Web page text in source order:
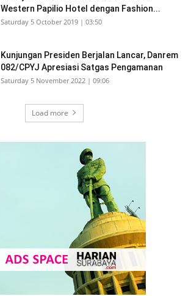
Western Papilio Hotel dengan Fashion...
Saturday 5 October 2019 | 03:50
Kunjungan Presiden Berjalan Lancar, Danrem
082/CPYJ Apresiasi Satgas Pengamanan
Saturday 5 November 2022 | 09:06
Load more